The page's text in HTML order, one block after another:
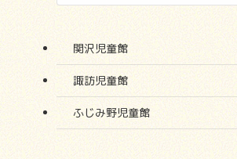
関沢児童館
諏訪児童館
ふじみ野児童館